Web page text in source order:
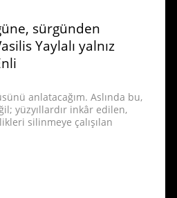
sürgünden
Yaylalı yalnız
anlatacağım. Aslında bu,
yüzyıllardır inkâr edilen,
silinmeye çalışılan